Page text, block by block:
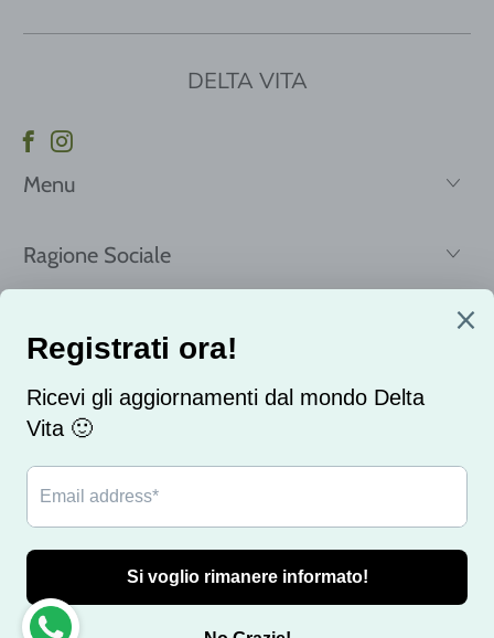
DELTA VITA
Menu
Ragione Sociale
Email
© 2026delta vita. Realizzato con ❤️ dalla SkyRocketMonster